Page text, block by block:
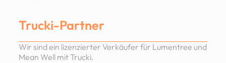
Trucki-Partner
Wir sind ein lizenzierter Verkäufer für Lumentree und
Mean Well mit Trucki.